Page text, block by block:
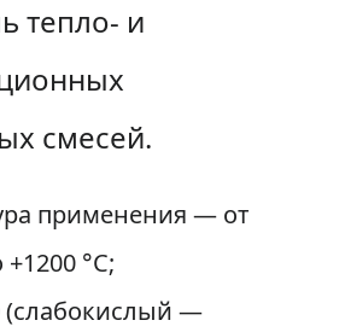
тепло- и
смесей.
применения — от
°C;
(слабокислый —